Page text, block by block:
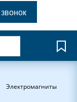
Электромагниты